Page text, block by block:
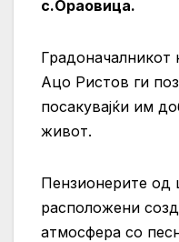
с.Ораовица.
Ацо Ристов ги
посакувајќи им
живот.
Пензионерите од
расположени
атмосфера со